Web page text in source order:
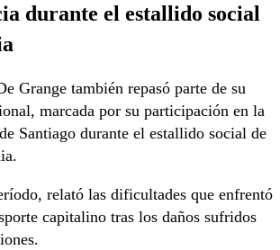
durante el estallido social
Grange también repasó parte de su
marcada por su participación en la
Santiago durante el estallido social de
relató las dificultades que enfrentó
capitalino tras los daños sufridos